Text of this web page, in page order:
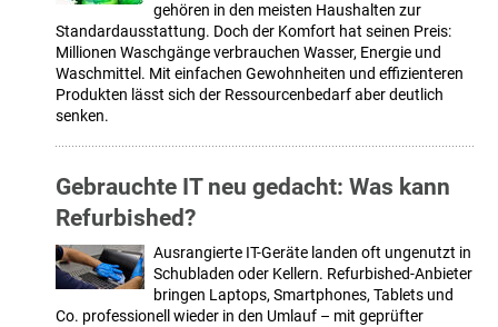
gehören in den meisten Haushalten zur
Standardausstattung. Doch der Komfort hat seinen Preis:
Millionen Waschgänge verbrauchen Wasser, Energie und
Waschmittel. Mit einfachen Gewohnheiten und effizienteren
Produkten lässt sich der Ressourcenbedarf aber deutlich
senken.
Gebrauchte IT neu gedacht: Was kann
Refurbished?
Ausrangierte IT-Geräte landen oft ungenutzt in
Schubladen oder Kellern. Refurbished-Anbieter
bringen Laptops, Smartphones, Tablets und
Co. professionell wieder in den Umlauf – mit geprüfter